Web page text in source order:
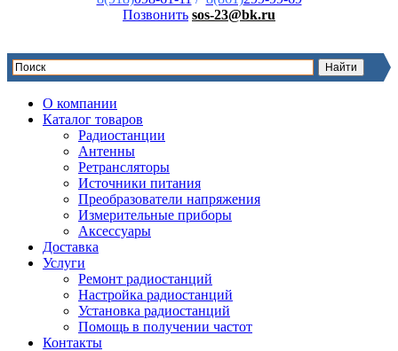
Позвонить sos-23@bk.ru
О компании
Каталог товаров
Радиостанции
Антенны
Ретрансляторы
Источники питания
Преобразователи напряжения
Измерительные приборы
Аксессуары
Доставка
Услуги
Ремонт радиостанций
Настройка радиостанций
Установка радиостанций
Помощь в получении частот
Контакты